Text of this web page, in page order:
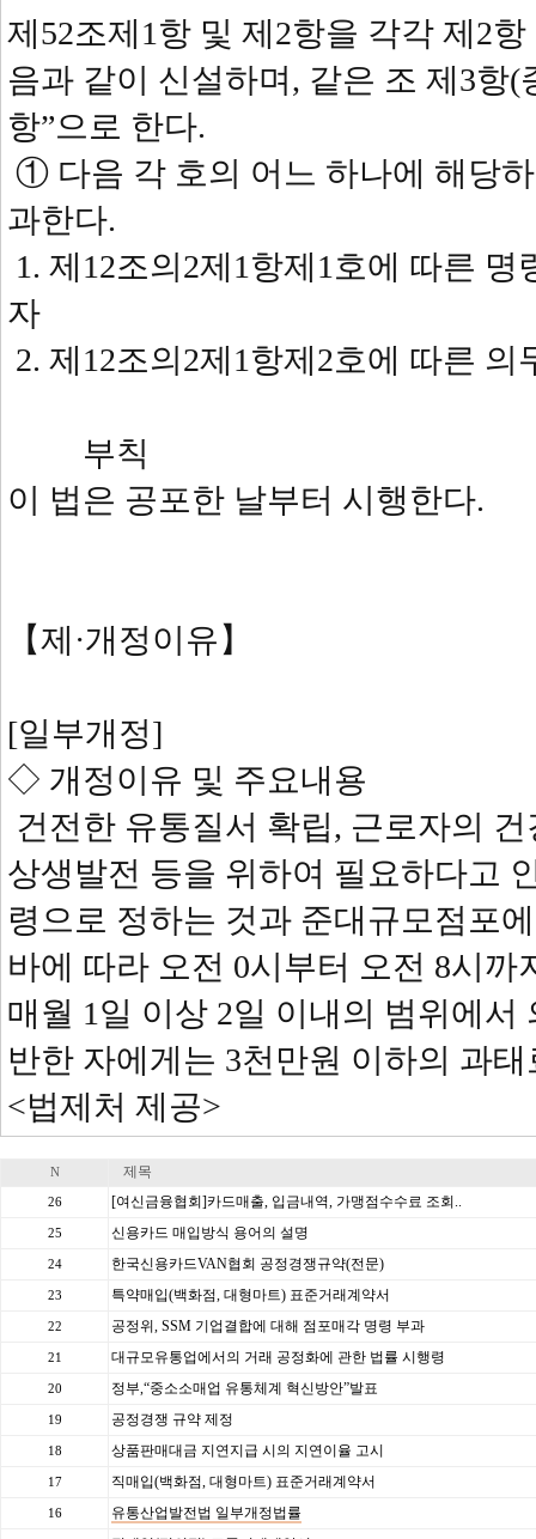
제52조제1항 및 제2항을 각각 제2
음과 같이 신설하며, 같은 조 제3항(
항”으로 한다.
① 다음 각 호의 어느 하나에 해당
과한다.
1. 제12조의2제1항제1호에 따른
자
2. 제12조의2제1항제2호에 따른
부칙
이 법은 공포한 날부터 시행한다.
【제·개정이유】
[일부개정]
◇ 개정이유 및 주요내용
건전한 유통질서 확립, 근로자의
상생발전 등을 위하여 필요하다고
령으로 정하는 것과 준대규모점포
바에 따라 오전 0시부터 오전 8시
매월 1일 이상 2일 이내의 범위에
반한 자에게는 3천만원 이하의 과
<법제처 제공>
N 제목
26 [여신금융협회]카드매출, 입금내역, 가맹점수수료 조회..
25 신용카드 매입방식 용어의 설명
24 한국신용카드VAN협회 공정경쟁규약(전문)
23 특약매입(백화점, 대형마트) 표준거래계약서
22 공정위, SSM 기업결합에 대해 점포매각 명령 부과
21 대규모유통업에서의 거래 공정화에 관한 법률 시행령
20 정부,“중소소매업 유통체계 혁신방안”발표
19 공정경쟁 규약 제정
18 상품판매대금 지연지급 시의 지연이율 고시
17 직매입(백화점, 대형마트) 표준거래계약서
16 유통산업발전법 일부개정법률